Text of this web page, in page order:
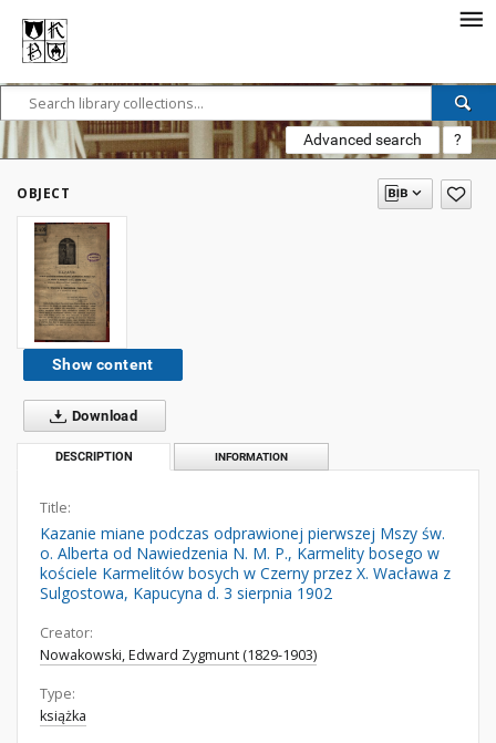
Advanced search ?
OBJECT
Show content
Download
DESCRIPTION INFORMATION
Title:
Kazanie miane podczas odprawionej pierwszej Mszy św.
o. Alberta od Nawiedzenia N. M. P., Karmelity bosego w
kościele Karmelitów bosych w Czerny przez X. Wacława z
Sulgostowa, Kapucyna d. 3 sierpnia 1902
Creator:
Nowakowski, Edward Zygmunt (1829-1903)
Type:
książka